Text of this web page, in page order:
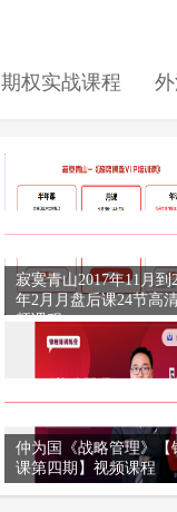
期权实战课程
寂寞青山2017年11月到
年2月月盘后课24节高
频课程
仲为国《战略管理》【
课第四期】视频课程